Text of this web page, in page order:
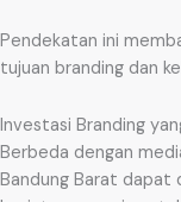
Pendekatan ini
tujuan branding dan
Investasi Branding
Berbeda dengan
Bandung Barat dapat